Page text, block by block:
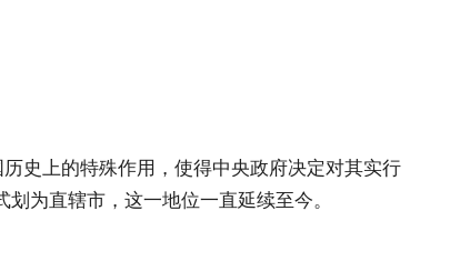
史上的特殊作用，使得中央政府决定对其实行
为直辖市，这一地位一直延续至今。